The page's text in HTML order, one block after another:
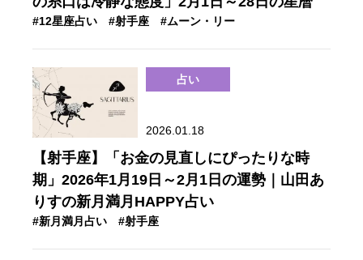
#12星座占い #射手座 #ムーン・リー
占い
2026.01.18
【射手座】「お金の見直しにぴったりな時
期」2026年1月19日～2月1日の運勢｜山田あ
りすの新月満月HAPPY占い
#新月満月占い #射手座